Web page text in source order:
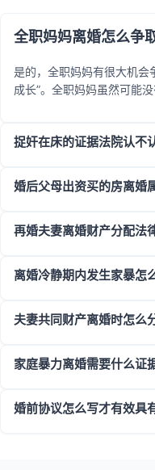
全职妈妈离婚怎么争
是的，全职妈妈有很大机会
成长”。全职妈妈虽然可能
捉奸在床的证据法院认不
婚后父母出资买的房离婚
再婚夫妻离婚财产分配法
离婚冷静期内发生家暴怎
夫妻共同财产离婚时怎么
家庭暴力离婚需要什么证
婚前协议怎么写才有效具